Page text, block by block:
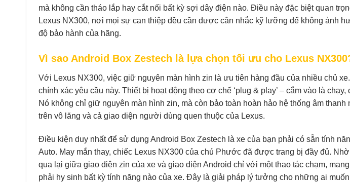
mà không cần tháo lắp hay cắt nối bất kỳ sợi dây điện nào. Điều này đặc biệt quan
Lexus NX300, nơi mọi sự can thiệp đều cần được cân nhắc kỹ lưỡng để không ảnh
độ bảo hành của hãng.
Vì sao Android Box Zestech là lựa chọn tối ưu cho Lexus
Với Lexus NX300, việc giữ nguyên màn hình zin là ưu tiên hàng đầu của nhiều chủ
chính xác yêu cầu này. Thiết bị hoạt động theo cơ chế ‘plug & play’ – cắm vào là
Nó không chỉ giữ nguyên màn hình zin, mà còn bảo toàn hoàn hảo hệ thống âm
trên vô lăng và cả giao diện người dùng quen thuộc của Lexus.
Điều kiện duy nhất để sử dụng Android Box Zestech là xe của bạn phải có sẵn tính
Auto. May mắn thay, chiếc Lexus NX300 của chú Phước đã được trang bị đầy đủ.
qua lại giữa giao diện zin của xe và giao diện Android chỉ với một thao tác chạm,
phải hy sinh bất kỳ tính năng nào của xe. Đây là giải pháp lý tưởng cho những ai